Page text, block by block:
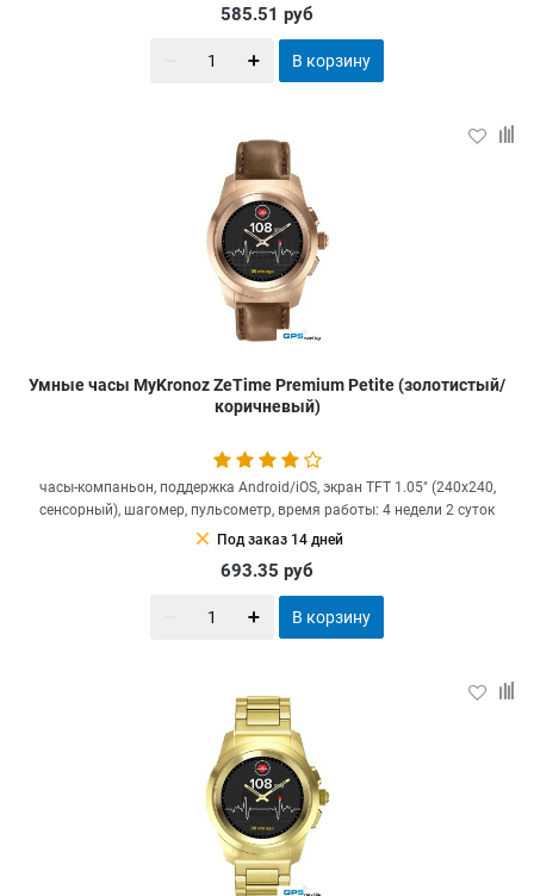
585.51 руб
В корзину
Умные часы MyKronoz ZeTime Premium Petite (золотистый/
коричневый)
часы-компаньон, поддержка Android/iOS, экран TFT 1.05" (240x240,
сенсорный), шагомер, пульсометр, время работы: 4 недели 2 суток
clear Под заказ 14 дней
693.35 руб
В корзину